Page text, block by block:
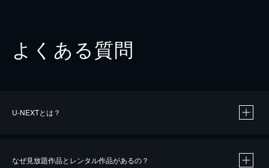
よくある質問
U-NEXTとは？
なぜ見放題作品とレンタル作品があるの？